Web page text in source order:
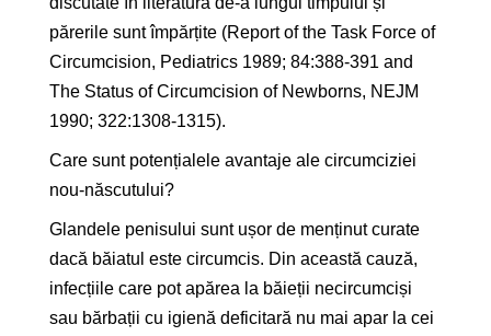
părerile sunt împărțite (Report of the Task Force of
Circumcision, Pediatrics 1989; 84:388-391 and
The Status of Circumcision of Newborns, NEJM
1990; 322:1308-1315).
Care sunt potențialele avantaje ale circumciziei
nou-născutului?
Glandele penisului sunt ușor de menținut curate
dacă băiatul este circumcis. Din această cauză,
infecțiile care pot apărea la băieții necircumciși
sau bărbații cu igienă deficitară nu mai apar la cei